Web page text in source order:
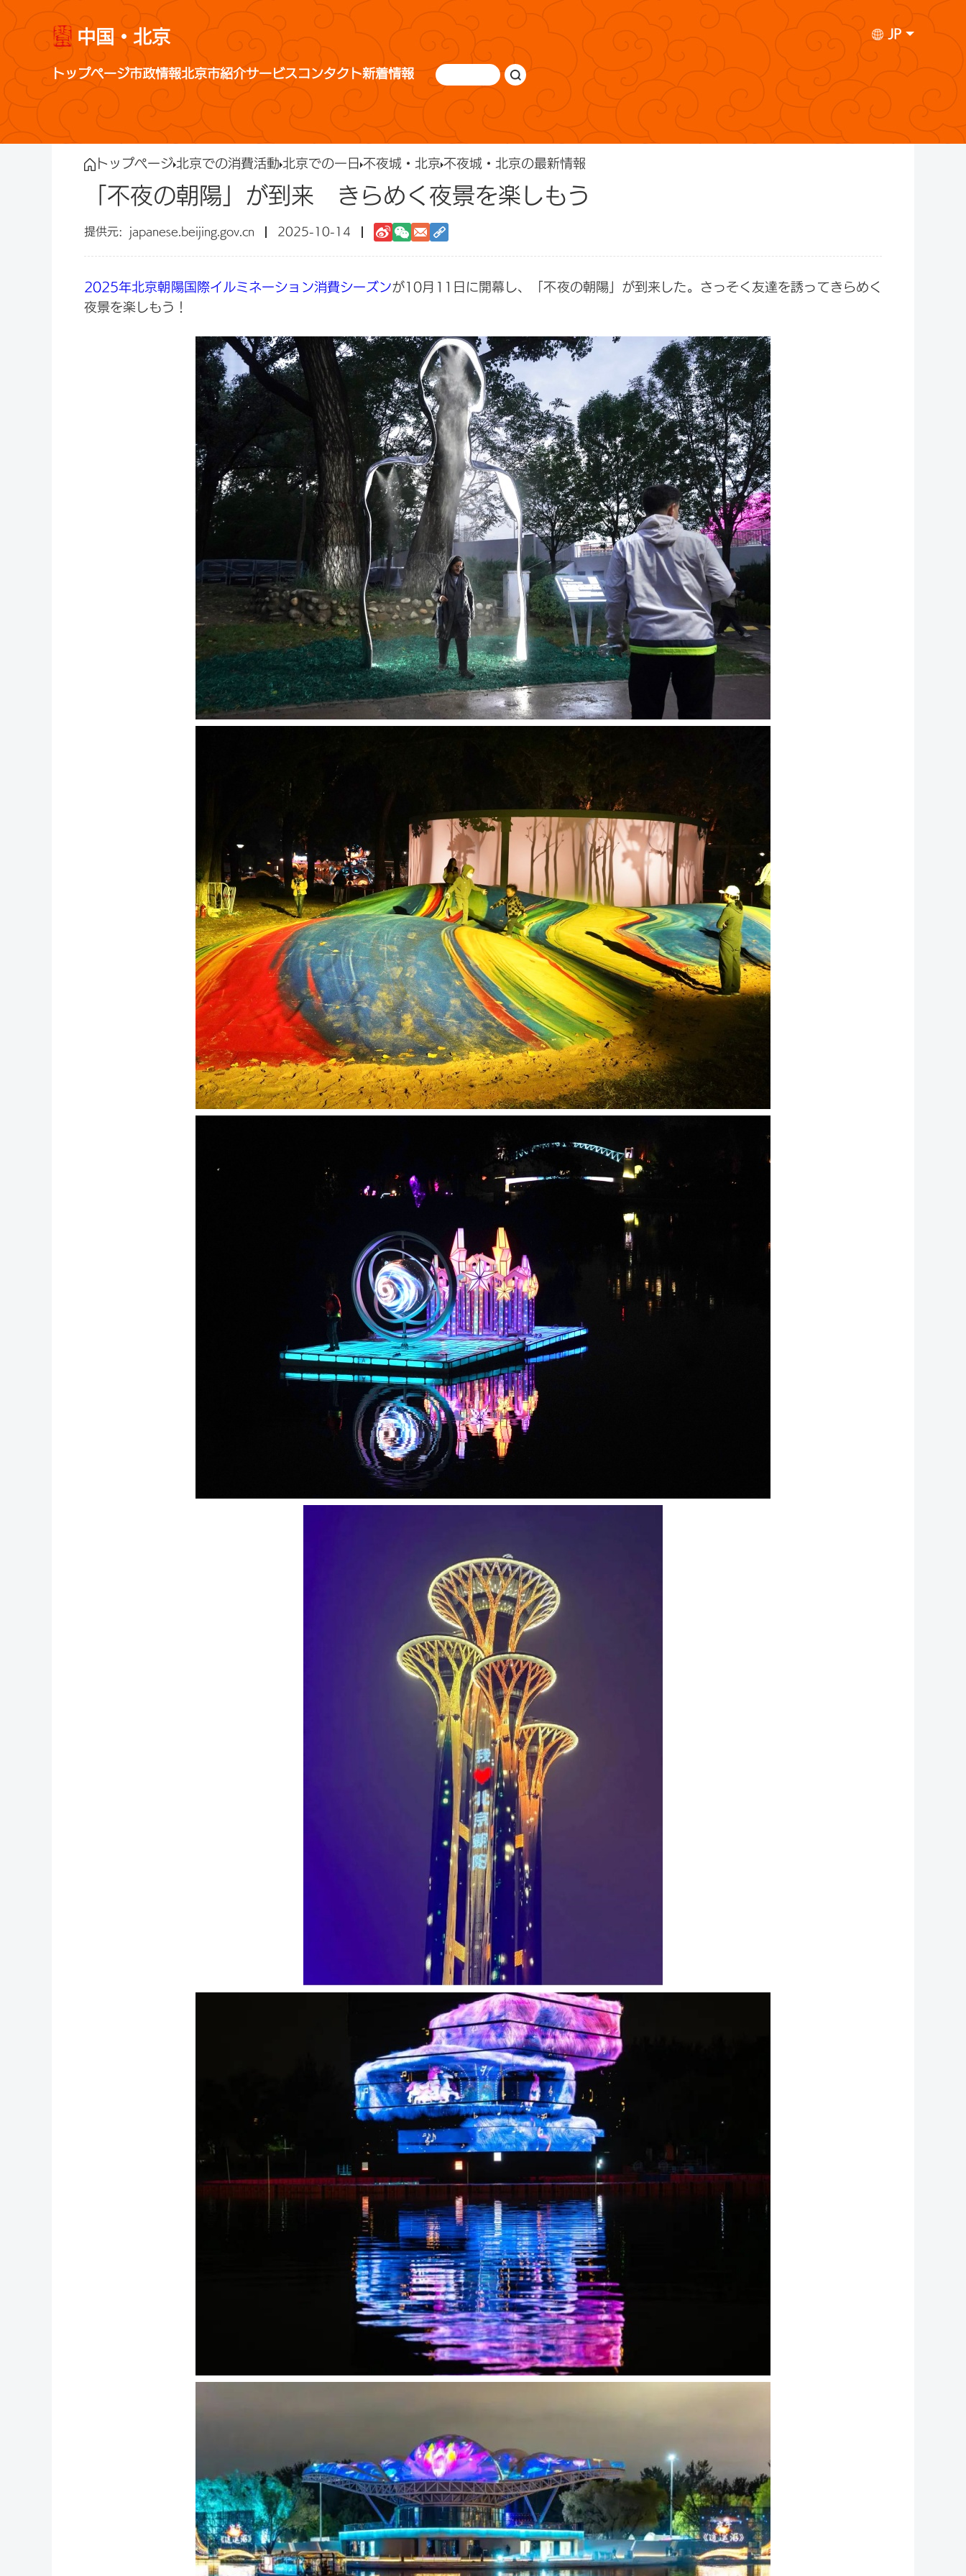
中国・北京 JP
トップページ市政情報北京市紹介サービスコンタクト新着情報
トップページ北京での消費活動 北京での一日 不夜城・北京 不夜城・北京の最新情報
「不夜の朝陽」が到来 きらめく夜景を楽しもう
japanese.beijing.gov.cn 2025-10-14
2025年北京朝陽国際イルミネーション消費シーズンが10月11日に開幕し、「不夜の朝陽」が到来した。さっそく友達を誘ってきらめく
夜景を楽しもう！